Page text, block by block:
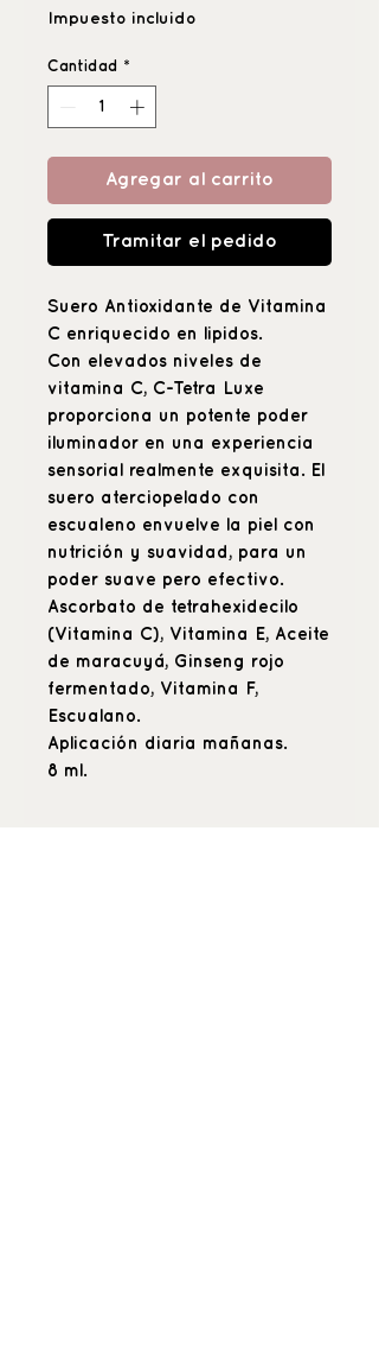
350,00 €
por
Mililitro
Impuesto incluido
Cantidad *
Agregar al carrito
Tramitar el pedido
Suero Antioxidante de Vitamina
C enriquecido en lipidos.
Con elevados niveles de
vitamina C, C-Tetra Luxe
proporciona un potente poder
iluminador en una experiencia
sensorial realmente exquisita. El
suero aterciopelado con
escualeno envuelve la piel con
nutrición y suavidad, para un
poder suave pero efectivo.
Ascorbato de tetrahexidecilo
(Vitamina C), Vitamina E, Aceite
de maracuyá, Ginseng rojo
fermentado, Vitamina F,
Escualano.
Aplicación diaria mañanas.
8 ml.